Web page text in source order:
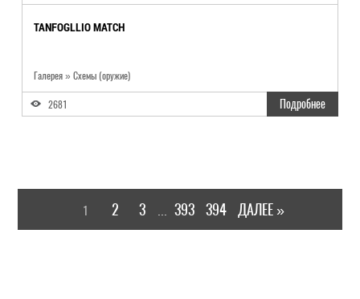
TANFOGLLIO MATCH
Галерея » Схемы (оружие)
2681 Подробнее
1 2 3 393 394 ДАЛЕЕ »